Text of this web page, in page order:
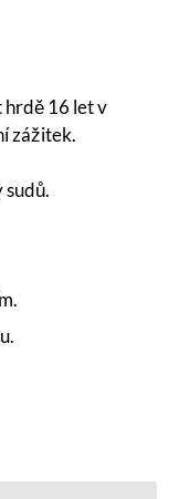
hrdě 16 let v
zážitek.
sudů.